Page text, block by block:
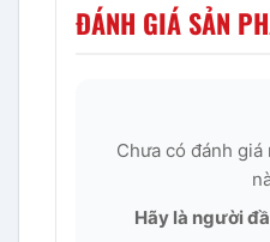
ĐÁNH GIÁ SẢN
Chưa có đánh giá
Hãy là người